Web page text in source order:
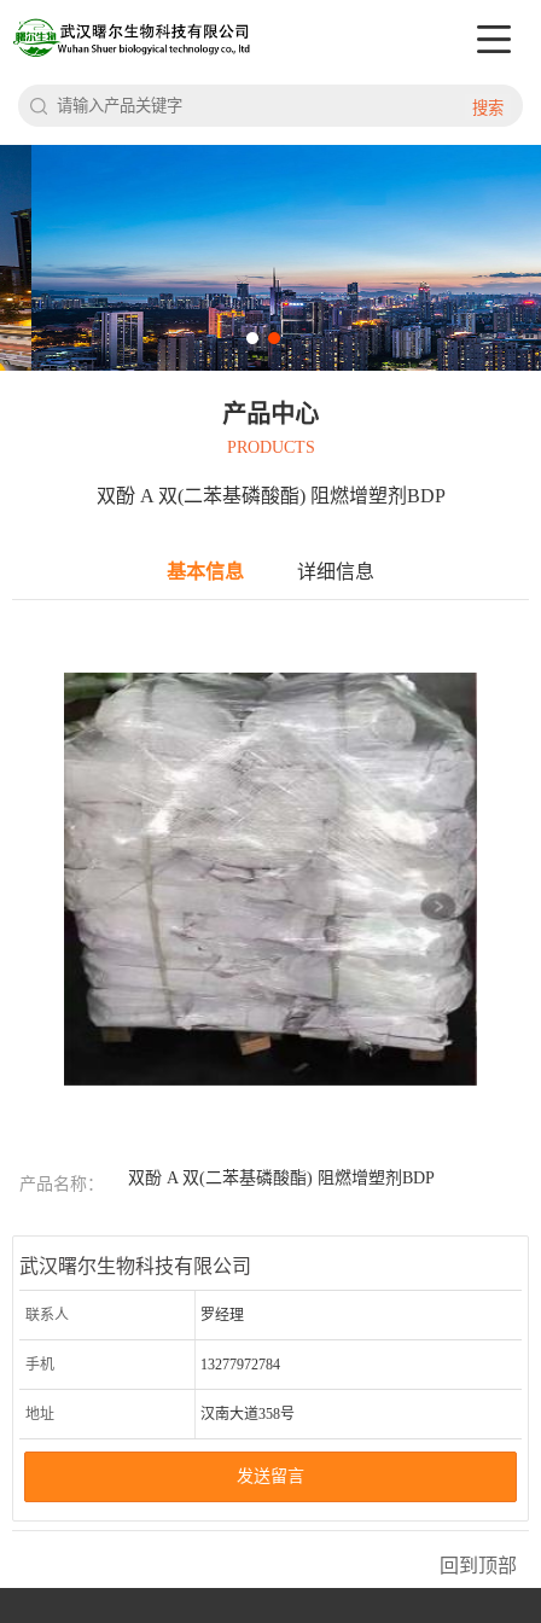
搜索
产品中心
PRODUCTS
双酚 A 双(二苯基磷酸酯) 阻燃增塑剂BDP
基本信息 详细信息
产品名称： 双酚 A 双(二苯基磷酸酯) 阻燃增塑剂BDP
武汉曙尔生物科技有限公司
联系人 罗经理
手机 13277972784
地址 汉南大道358号
发送留言
回到顶部